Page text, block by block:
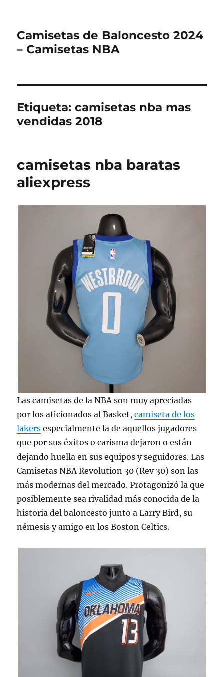
Camisetas de Baloncesto 2024
– Camisetas NBA
Etiqueta:camisetas nba mas
vendidas 2018
camisetas nba baratas
aliexpress
Las camisetas de la NBA son muy apreciadas
por los aficionados al Basket,camiseta de los
lakers especialmente la de aquellos jugadores
que por sus éxitos o carisma dejaron o están
dejando huella en sus equipos y seguidores. Las
Camisetas NBA Revolution 30 (Rev 30) son las
más modernas del mercado. Protagonizó la que
posiblemente sea rivalidad más conocida de la
historia del baloncesto junto a Larry Bird, su
némesis y amigo en los Boston Celtics.